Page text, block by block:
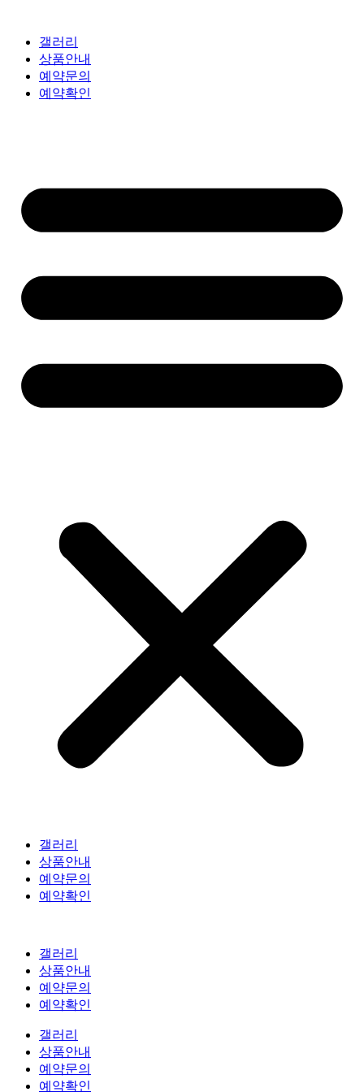
갤러리
상품안내
예약문의
예약확인
갤러리
상품안내
예약문의
예약확인
갤러리
상품안내
예약문의
예약확인
갤러리
상품안내
예약문의
예약확인